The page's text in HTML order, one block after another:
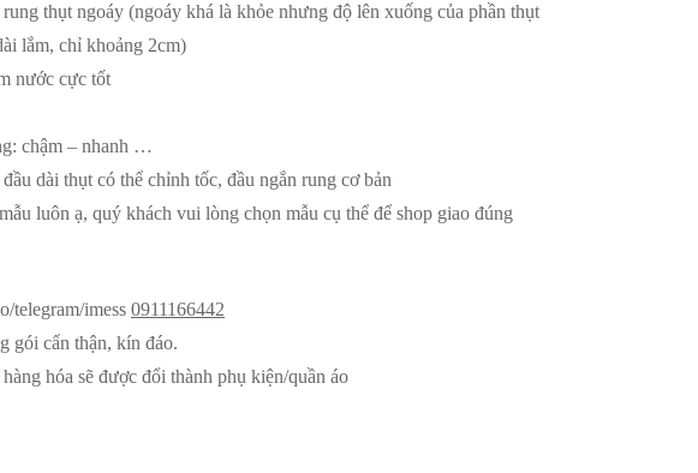
thụt ngoáy (ngoáy khá là khỏe nhưng độ lên xuống của phần thụt
lắm, chỉ khoảng 2cm)
nước cực tốt
chậm – nhanh …
dài thụt có thể chỉnh tốc, đầu ngắn rung cơ bản
luôn ạ, quý khách vui lòng chọn mẫu cụ thể để shop giao đúng
telegram/imess 0911166442
gói cẩn thận, kín đáo.
hóa sẽ được đổi thành phụ kiện/quần áo